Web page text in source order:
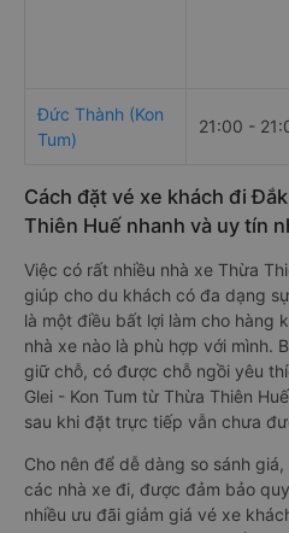
Đức Thành (Kon
Tum)
21:00 -
Cách đặt vé xe khách đi
Thiên Huế nhanh và uy tín
Việc có rất nhiều nhà xe Thừa
giúp cho du khách có đa dạng
là một điều bất lợi làm cho hàng
nhà xe nào là phù hợp với mình.
giữ chỗ, có được chỗ ngồi yêu
Glei - Kon Tum từ Thừa Thiên
sau khi đặt trực tiếp vẫn chưa
Cho nên để dễ dàng so sánh
các nhà xe đi, được đảm bảo
nhiều ưu đãi giảm giá vé xe